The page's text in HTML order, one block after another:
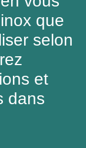
que
selon
et
dans